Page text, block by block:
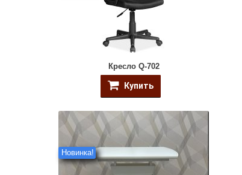
Кресло Q-702
Купить
Новинка!